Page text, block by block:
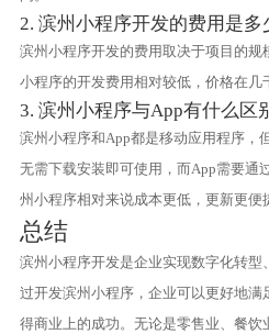
2. 滨州小程序开发的费用是多
滨州小程序开发的费用取决于项目的规
小程序的开发费用相对较低，价格在几
3. 滨州小程序与App有什么区
滨州小程序和App都是移动应用程序，
无需下载安装即可使用，而App需要通
州小程序相对来说成本更低，更新更便
总结
滨州小程序开发是企业实现数字化转型
过开发滨州小程序，企业可以更好地满
得商业上的成功。无论是零售业、餐